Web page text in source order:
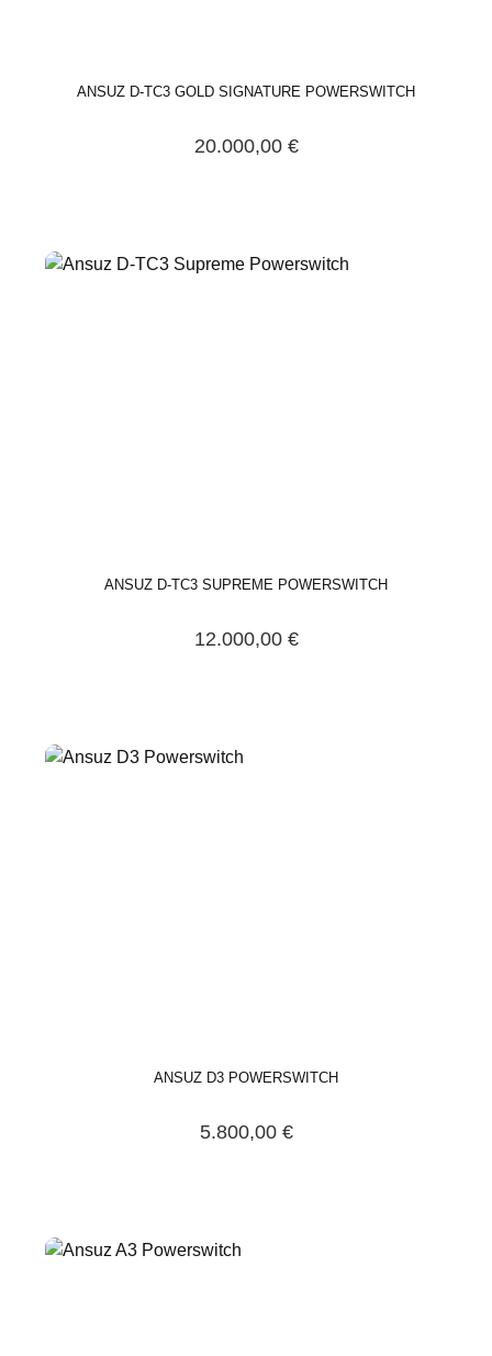
ANSUZ D-TC3 GOLD SIGNATURE POWERSWITCH
20.000,00 €
ANSUZ D-TC3 SUPREME POWERSWITCH
12.000,00 €
ANSUZ D3 POWERSWITCH
5.800,00 €